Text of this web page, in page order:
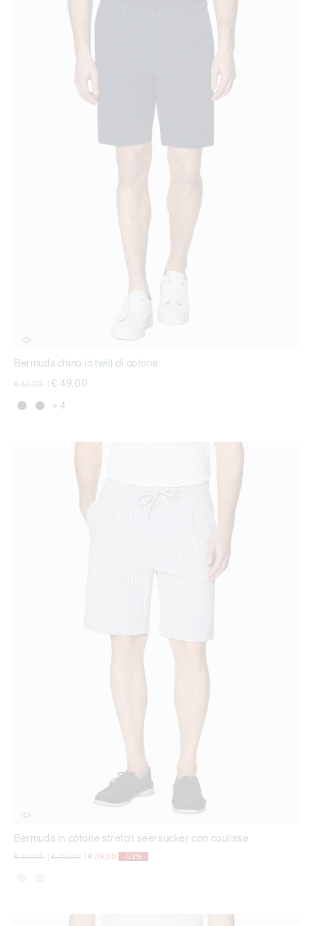
Bermuda chino in twill di cotone
Price reduced from
€ 82,00 € 49,00
+ 4
Bermuda in cotone stretch seersucker con coulisse
Price reduced from
€ 82,00toPrice reduced from
€ 49,00to € 39,00 -52%